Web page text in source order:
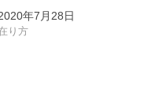
年7月28日
り方